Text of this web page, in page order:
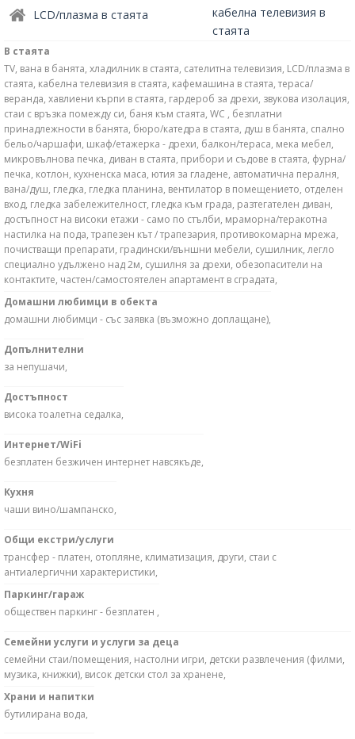
LCD/плазма в стаята
кабелна телевизия в
стаята
В стаята
TV, вана в банята, хладилник в стаята, сателитна телевизия, LCD/плазма в
стаята, кабелна телевизия в стаята, кафемашина в стаята, тераса/
веранда, хавлиени кърпи в стаята, гардероб за дрехи, звукова изолация,
стаи с връзка помежду си, баня към стаята, WC , безплатни
принадлежности в банята, бюро/катедра в стаята, душ в банята, спално
бельо/чаршафи, шкаф/етажерка - дрехи, балкон/тераса, мека мебел,
микровълнова печка, диван в стаята, прибори и съдове в стаята, фурна/
печка, котлон, кухненска маса, ютия за гладене, автоматична пералня,
вана/душ, гледка, гледка планина, вентилатор в помещението, отделен
вход, гледка забележителност, гледка към града, разтегателен диван,
достъпност на високи етажи - само по стълби, мраморна/теракотна
настилка на пода, трапезен кът / трапезария, противокомарна мрежа,
почистващи препарати, градински/външни мебели, сушилник, легло
специално удължено над 2м, сушилня за дрехи, обезопасители на
контактите, частен/самостоятелен апартамент в сградата,
Домашни любимци в обекта
домашни любимци - със заявка (възможно доплащане),
Допълнителни
за непушачи,
Достъпност
висока тоалетна седалка,
Интернет/WiFi
безплатен безжичен интернет навсякъде,
Кухня
чаши вино/шампанско,
Общи екстри/услуги
трансфер - платен, отопляне, климатизация, други, стаи с
антиалергични характеристики,
Паркинг/гараж
обществен паркинг - безплатен ,
Семейни услуги и услуги за деца
семейни стаи/помещения, настолни игри, детски развлечения (филми,
музика, книжки), висок детски стол за хранене,
Храни и напитки
бутилирана вода,